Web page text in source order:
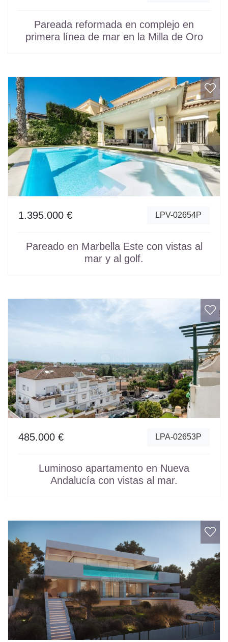
Pareada reformada en complejo en
primera línea de mar en la Milla de Oro
1.395.000 € LPV-02654P
Pareado en Marbella Este con vistas al
mar y al golf.
485.000 € LPA-02653P
Luminoso apartamento en Nueva
Andalucía con vistas al mar.